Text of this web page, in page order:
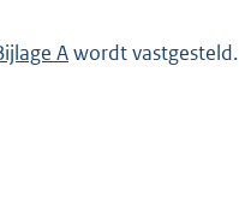
Awordt vastgesteld.